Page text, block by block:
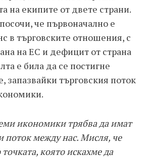
на екипите от двете страни.
че първоначално е
в търговските отношения, с
на ЕС и дефицит от страна
е била да се постигне
запазвайки търговския поток
икономики трябва да имат
поток между нас. Мисля, че
която искахме да